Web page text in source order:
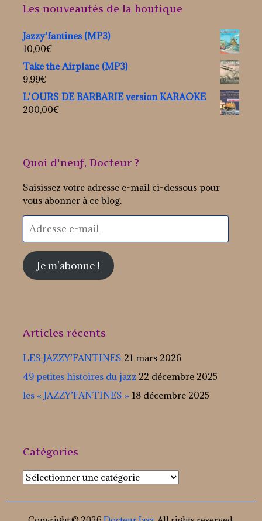
Les nouveautés de la boutique
Jazzy'fantines (MP3)
10,00€
Take the Airplane (MP3)
9,99€
L'OURS DE BARBARIE version KARAOKE
200,00€
Quoi d'neuf, Docteur ?
Saisissez votre adresse e-mail ci-dessous pour
vous abonner à ce blog.
Adresse
e-
Je m'abonne !
Articles récents
LES JAZZY’FANTINES 21 mars 2026
49 petites histoires du jazz 22 décembre 2025
les « JAZZY’FANTINES » 18 décembre 2025
Catégories
Catégories